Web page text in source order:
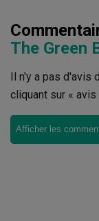
The Green
Il n'y a pas d'avis
cliquant sur «
Afficher les